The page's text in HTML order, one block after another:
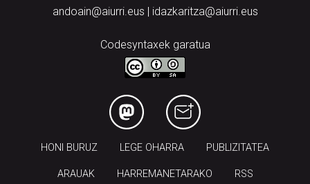
andoain@aiurri.eus | idazkaritza@aiurri.eus
Codesyntaxek garatua
HONI BURUZ LEGE OHARRA PUBLIZITATEA
ARAUAK HARREMANETARAKO RSS